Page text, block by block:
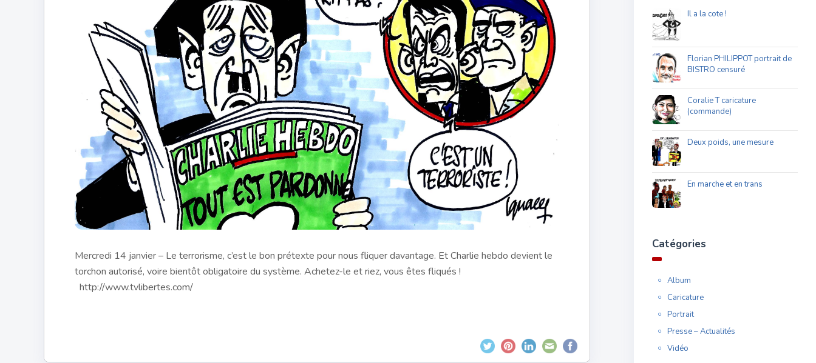
Mercredi 14 janvier – Le terrorisme, c’est le bon prétexte pour nous fliquer davantage. Et Charlie hebdo devient le
torchon autorisé, voire bientôt obligatoire du système. Achetez-le et riez, vous êtes fliqués !
http://www.tvlibertes.com/
Il a la cote !
Florian PHILIPPOT portrait de
BISTRO censuré
Coralie T caricature
(commande)
Deux poids, une mesure
En marche et en trans
Catégories
Album
Caricature
Portrait
Presse – Actualités
Vidéo